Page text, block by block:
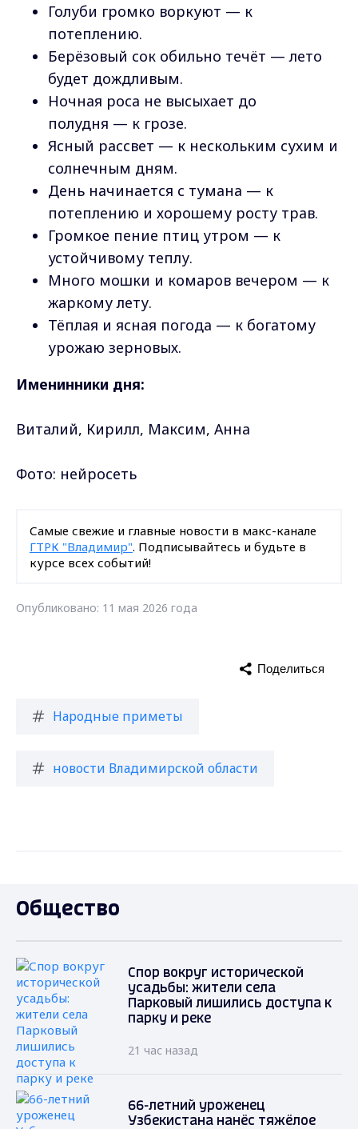
Голуби громко воркуют — к
потеплению.
Берёзовый сок обильно течёт — лето
будет дождливым.
Ночная роса не высыхает до
полудня — к грозе.
Ясный рассвет — к нескольким сухим и
солнечным дням.
День начинается с тумана — к
потеплению и хорошему росту трав.
Громкое пение птиц утром — к
устойчивому теплу.
Много мошки и комаров вечером — к
жаркому лету.
Тёплая и ясная погода — к богатому
урожаю зерновых.
Именинники дня:
Виталий, Кирилл, Максим, Анна
Фото: нейросеть
Самые свежие и главные новости в макс-канале
ГТРК "Владимир". Подписывайтесь и будьте в
курсе всех событий!
Опубликовано: 11 мая 2026 года
Народные приметы
новости Владимирской области
Поделиться
Общество
Спор вокруг исторической
усадьбы: жители села
Парковый лишились доступа к
парку и реке
21 час назад
66-летний уроженец
Узбекистана нанёс тяжёлое